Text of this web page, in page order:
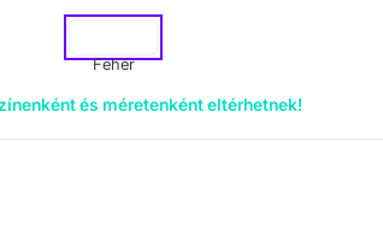
Fehér
és méretenként eltérhetnek!